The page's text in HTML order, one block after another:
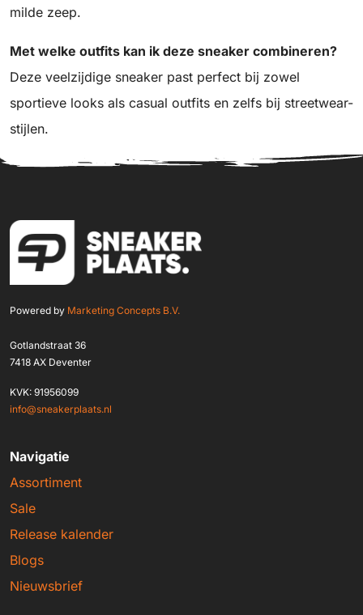
milde zeep.
Met welke outfits kan ik deze sneaker combineren?
Deze veelzijdige sneaker past perfect bij zowel
sportieve looks als casual outfits en zelfs bij streetwear-
stijlen.
Powered by Marketing Concepts B.V.
Gotlandstraat 36
7418 AX Deventer
KVK: 91956099
info@sneakerplaats.nl
Navigatie
Assortiment
Sale
Release kalender
Blogs
Nieuwsbrief